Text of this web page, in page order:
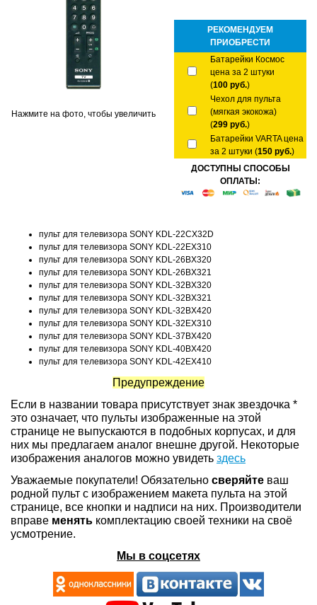
Нажмите на фото, чтобы увеличить
РЕКОМЕНДУЕМ
ПРИОБРЕСТИ
Батарейки Космос
цена за 2 штуки
(100 руб.)
Чехол для пульта
(мягкая экокожа)
(299 руб.)
Батарейки VARTA цена
за 2 штуки (150 руб.)
ДОСТУПНЫ СПОСОБЫ
ОПЛАТЫ:
пульт для телевизора SONY KDL-22CX32D
пульт для телевизора SONY KDL-22EX310
пульт для телевизора SONY KDL-26BX320
пульт для телевизора SONY KDL-26BX321
пульт для телевизора SONY KDL-32BX320
пульт для телевизора SONY KDL-32BX321
пульт для телевизора SONY KDL-32BX420
пульт для телевизора SONY KDL-32EX310
пульт для телевизора SONY KDL-37BX420
пульт для телевизора SONY KDL-40BX420
пульт для телевизора SONY KDL-42EX410
Предупреждение
Если в названии товара присутствует знак звездочка *
это означает, что пульты изображенные на этой
странице не выпускаются в подобных корпусах, и для
них мы предлагаем аналог внешне другой. Некоторые
изображения аналогов можно увидеть здесь
Уважаемые покупатели! Обязательно сверяйте ваш
родной пульт с изображением макета пульта на этой
странице, все кнопки и надписи на них. Производители
вправе менять комплектацию своей техники на своё
усмотрение.
Мы в соцсетях